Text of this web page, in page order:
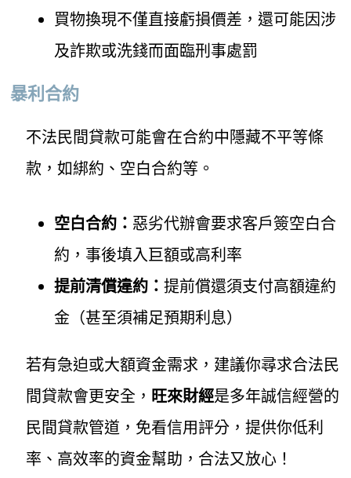
買物換現不僅直接虧損價差，還可能因涉
及詐欺或洗錢而面臨刑事處罰
暴利合約
不法民間貸款可能會在合約中隱藏不平等條
款，如綁約、空白合約等。
空白合約： 惡劣代辦會要求客戶簽空白合
約，事後填入巨額或高利率
提前清償違約：提前償還須支付高額違約
金（甚至須補足預期利息）
若有急迫或大額資金需求，建議你尋求合法民
間貸款會更安全， 旺來財經是多年誠信經營的
民間貸款管道，免看信用評分，提供你低利
率、高效率的資金幫助，合法又放心！